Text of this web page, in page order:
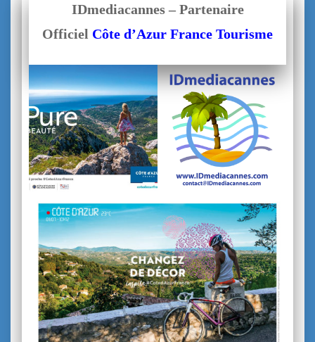
IDmediacannes – Partenaire
Officiel Côte d’Azur France Tourisme